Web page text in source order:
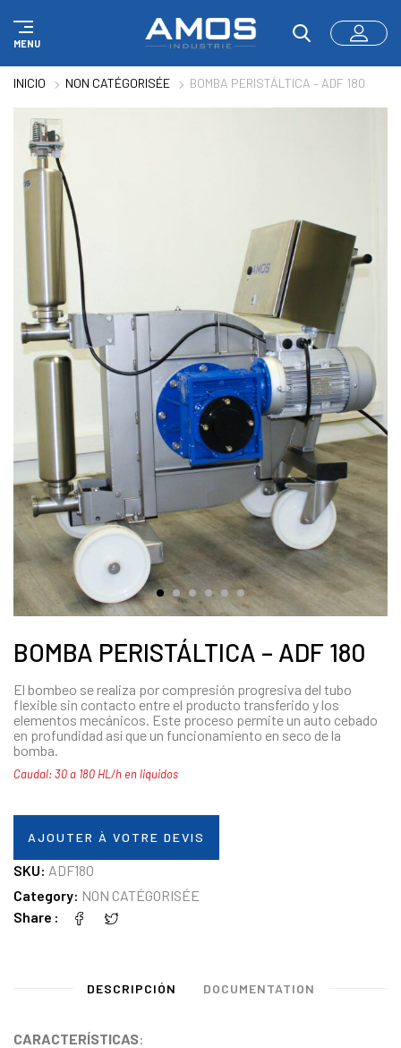
MENU
INICIO NON CATÉGORISÉE BOMBA PERISTÁLTICA – ADF 180
BOMBA PERISTÁLTICA – ADF 180
El bombeo se realiza por compresión progresiva del tubo
flexible sin contacto entre el producto transferido y los
elementos mecánicos. Este proceso permite un auto cebado
en profundidad así que un funcionamiento en seco de la
bomba.
Caudal: 30 a 180 HL/h en liquidos
AJOUTER À VOTRE DEVIS
SKU: ADF180
Category: NON CATÉGORISÉE
Share
DESCRIPCIÓN DOCUMENTATION
CARACTERÍSTICAS: